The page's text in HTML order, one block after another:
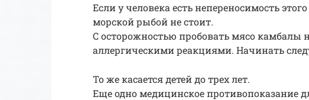
Если у человека есть непереносимость
морской рыбой не стоит.
С осторожностью пробовать мясо камбалы
аллергическими реакциями. Начинать
То же касается детей до трех лет.
Еще одно медицинское противопоказание